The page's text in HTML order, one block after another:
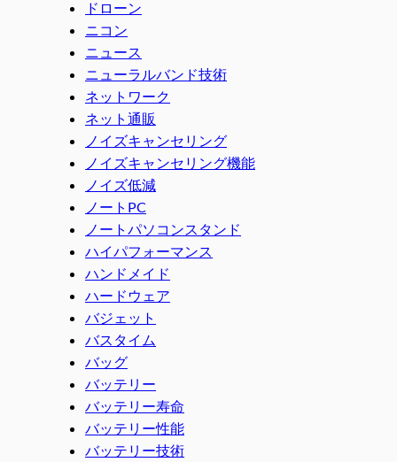
ドローン
ニコン
ニュース
ニューラルバンド技術
ネットワーク
ネット通販
ノイズキャンセリング
ノイズキャンセリング機能
ノイズ低減
ノートPC
ノートパソコンスタンド
ハイパフォーマンス
ハンドメイド
ハードウェア
バジェット
バスタイム
バッグ
バッテリー
バッテリー寿命
バッテリー性能
バッテリー技術